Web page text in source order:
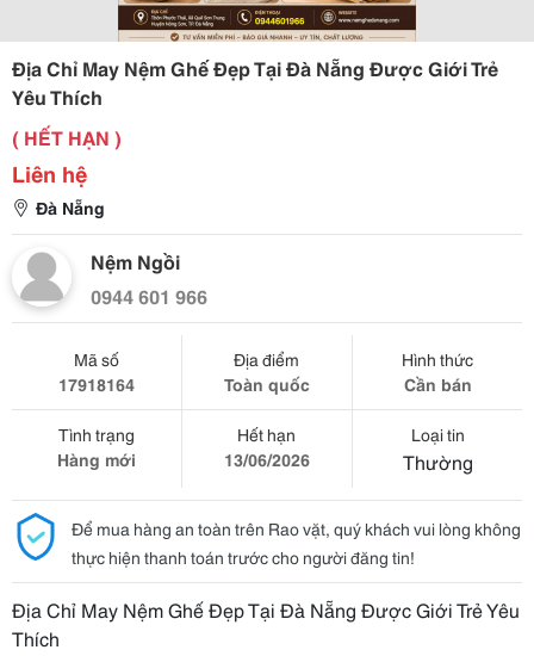
Địa Chỉ May Nệm Ghế Đẹp Tại Đà Nẵng Được Giới Trẻ
Yêu Thích
( HẾT HẠN )
Liên hệ
Đà Nẵng
Nệm Ngồi
0944 601 966
Mã số
17918164
Địa điểm
Toàn quốc
Hình thức
Cần bán
Tình trạng
Hàng mới
Hết hạn
13/06/2026
Loại tin
Thường
Để mua hàng an toàn trên Rao vặt, quý khách vui lòng không
thực hiện thanh toán trước cho người đăng tin!
Địa Chỉ May Nệm Ghế Đẹp Tại Đà Nẵng Được Giới Trẻ Yêu
Thích